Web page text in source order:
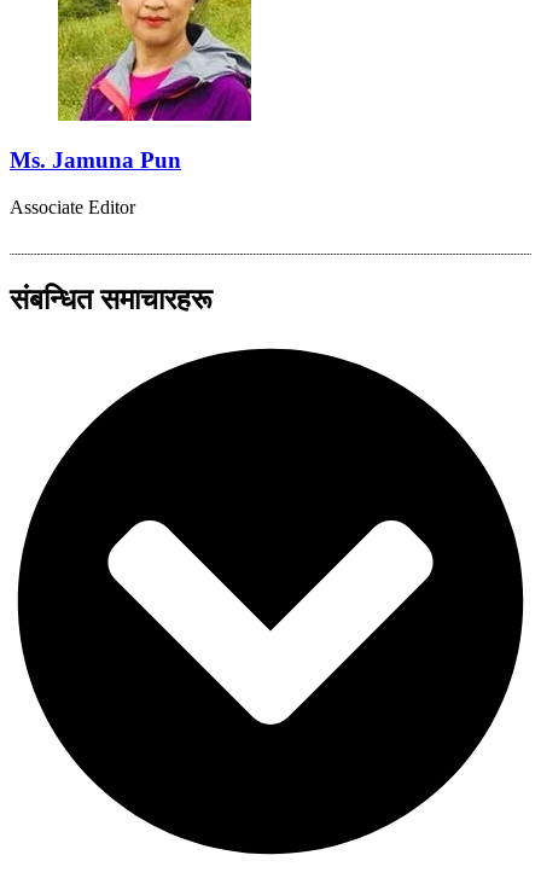
Ms. Jamuna Pun
Associate Editor
संबन्धित समाचारहरू